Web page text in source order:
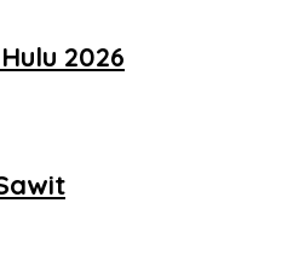
2026